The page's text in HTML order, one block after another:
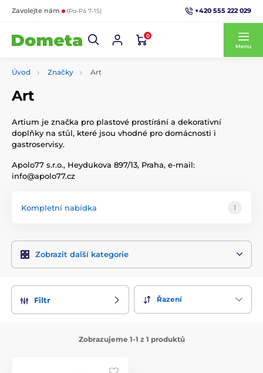
Zavolejte nám (Po-Pá 7-15) +420 555 222 029
0
Menu
Úvod Značky Art
Art
Artium je značka pro plastové prostírání a dekorativní
doplňky na stůl, které jsou vhodné pro domácnosti i
gastroservisy.
Apolo77 s.r.o., Heydukova 897/13, Praha, e-mail:
info@apolo77.cz
Kompletní nabídka 1
Zobrazit další kategorie
Filtr Řazení
Zobrazujeme 1-1 z 1 produktů